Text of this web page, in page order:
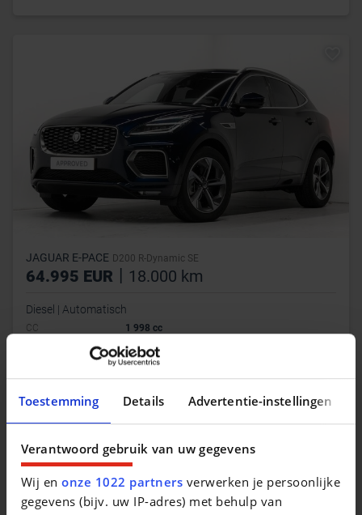
Toestemming Details Advertentie-instellingen
Verantwoord gebruik van uw gegevens
Wij enonze 1022 partners verwerken je persoonlijke
gegevens (bijv. uw IP-adres) met behulp van
JAGUAR E-PACE D200 R-Dynamic SE
64.995 EUR 18.000 km
Diesel | Automatisch
CC
1 998 cc
Blauw
5